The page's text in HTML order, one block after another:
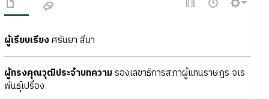
ผู้เรียบเรียงศรันยา สีมา
ผู้ทรงคุณวุฒิประจำบทความรองเลขาธิการสภาผู้แทนราษฎร จเร
พันธุ์เปรื่อง